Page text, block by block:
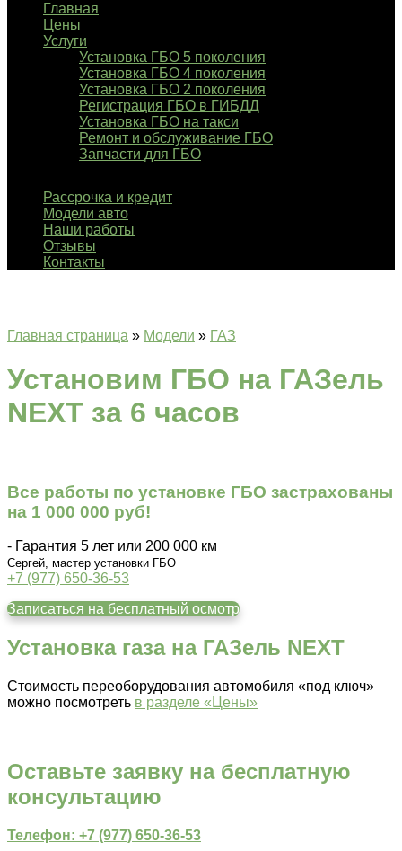
Главная
Цены
Услуги
Установка ГБО 5 поколения
Установка ГБО 4 поколения
Установка ГБО 2 поколения
Регистрация ГБО в ГИБДД
Установка ГБО на такси
Ремонт и обслуживание ГБО
Запчасти для ГБО
Рассрочка и кредит
Модели авто
Наши работы
Отзывы
Контакты
Главная страница » Модели » ГАЗ
Установим ГБО на ГАЗель
NEXT за 6 часов
Все работы по установке ГБО застрахованы
на 1 000 000 руб!
- Гарантия 5 лет или 200 000 км
Сергей, мастер установки ГБО
+7 (977) 650-36-53
Записаться на бесплатный осмотр
Установка газа на ГАЗель NEXT
Стоимость переоборудования автомобиля «под ключ»
можно посмотреть в разделе «Цены»
Оставьте заявку на бесплатную
консультацию
Телефон: +7 (977) 650-36-53